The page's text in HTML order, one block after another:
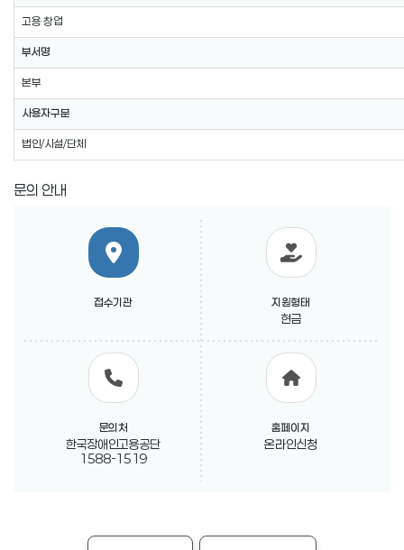
고용·창업
부서명
본부
사용자구분
법인/시설/단체
문의 안내
접수기관 지원형태
현금
문의처
한국장애인고용공단
1588-1519
홈페이지
온라인신청